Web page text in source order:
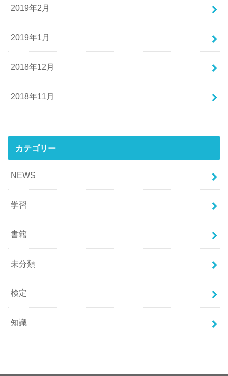
2019年2月
2019年1月
2018年12月
2018年11月
カテゴリー
NEWS
学習
書籍
未分類
検定
知識